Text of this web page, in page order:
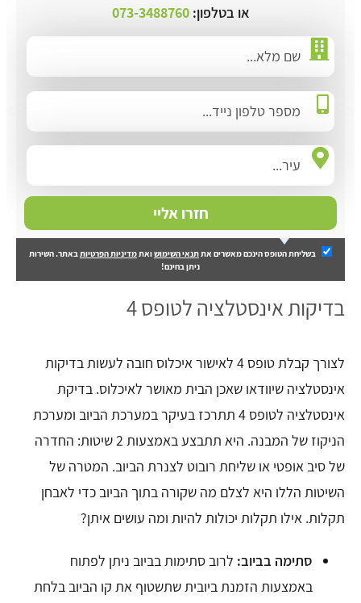
או בטלפון:073-3488760
חזרו אליי
בשליחת הטופס הינכם מאשרים אתתנאי השימושואתמדיניות הפרטיותבאתר. השירות
ניתן בחינם!
בדיקות אינסטלציה לטופס 4
לצורך קבלת טופס 4 לאישור איכלוס חובה לעשות בדיקות
אינסטלציה שיוודאו שאכן הבית מאושר לאיכלוס. בדיקת
אינסטלציה לטופס 4 תתרכז בעיקר במערכת הביוב ומערכת
הניקוז של המבנה. היא תתבצע באמצעות 2 שיטות: החדרה
של סיב אופטי או שליחת רובוט לצנרת הביוב. המטרה של
השיטות הללו היא לצלם מה שקורה בתוך הביוב כדי לאבחן
תקלות. אילו תקלות יכולות להיות ומה עושים איתן?
סתימה בביוב: לרוב סתימות בביוב ניתן לפתוח
באמצעות הזמנת ביובית שתשטוף את קו הביוב בלחת